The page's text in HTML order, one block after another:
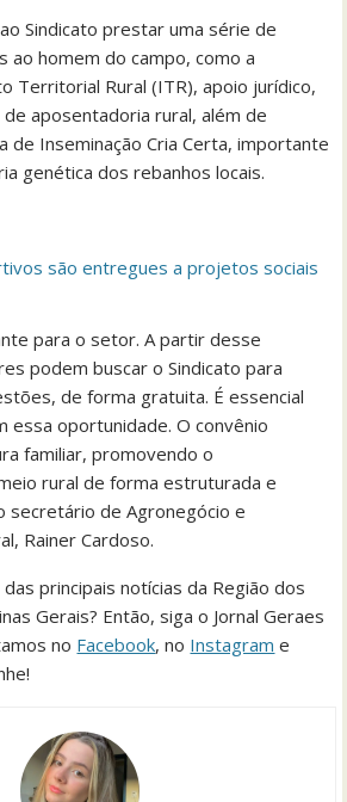
Sindicato prestar uma série de
ao homem do campo, como a
Territorial Rural (ITR), apoio jurídico,
aposentadoria rural, além de
de Inseminação Cria Certa, importante
genética dos rebanhos locais.
são entregues a projetos sociais
para o setor. A partir desse
podem buscar o Sindicato para
de forma gratuita. É essencial
essa oportunidade. O convênio
familiar, promovendo o
rural de forma estruturada e
secretário de Agronegócio e
Rainer Cardoso.
principais notícias da Região dos
Gerais? Então, siga o Jornal Geraes
no Facebook, no Instagram e